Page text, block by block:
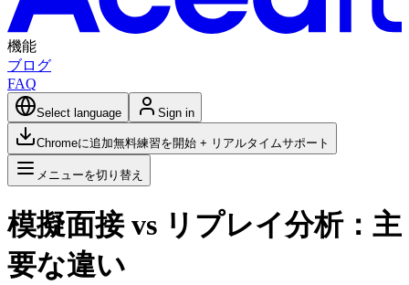
機能
ブログ
FAQ
Select language Sign in
Chromeに追加無料練習を開始 + リアルタイムサポート
メニューを切り替え
模擬面接 vs リプレイ分析：主
要な違い